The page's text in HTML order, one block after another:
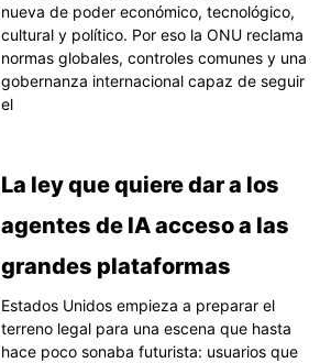
nueva de poder económico, tecnológico,
cultural y político. Por eso la ONU reclama
normas globales, controles comunes y una
gobernanza internacional capaz de seguir
el
La ley que quiere dar a los
agentes de IA acceso a las
grandes plataformas
Estados Unidos empieza a preparar el
terreno legal para una escena que hasta
hace poco sonaba futurista: usuarios que